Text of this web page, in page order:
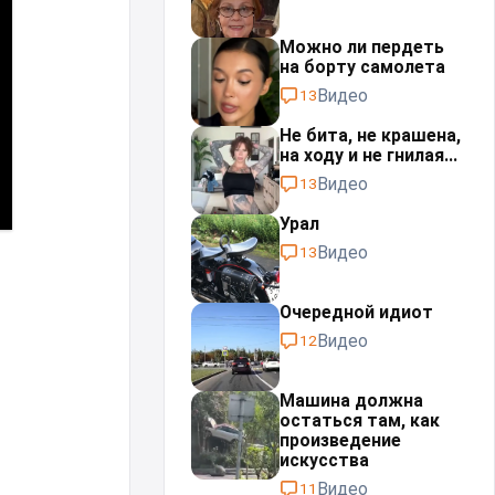
Можно ли пердеть
на борту самолета
13Видео
Не бита, не крашена,
на ходу и не гнилая...
13Видео
Урал⁠⁠
13Видео
Очередной идиот
12Видео
Машина должна
остаться там, как
произведение
искусства
11 Видео